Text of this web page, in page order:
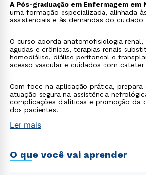
A Pós-graduação em Enfermagem em
uma formação especializada, alinhada
assistenciais e às demandas do
O curso aborda anatomofisiologia renal,
agudas e crônicas, terapias renais
hemodiálise, diálise peritoneal e
acesso vascular e cuidados com cateter
Com foco na aplicação prática, prepara
atuação segura na assistência
complicações dialíticas e promoção da
dos pacientes.
Ler mais
O que você vai aprender